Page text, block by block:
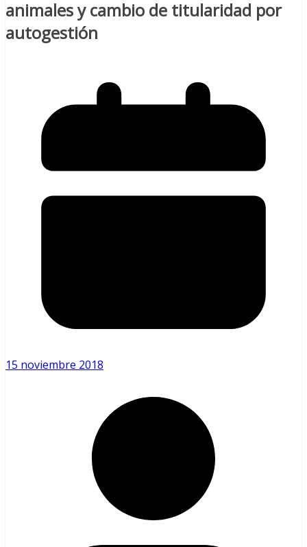
animales y cambio de titularidad por
autogestión
15 noviembre 2018